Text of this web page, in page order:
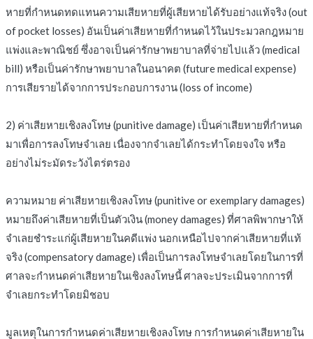
หายที่กำหนดทดแทนความเสียหายที่ผู้เสียหายได้รับอย่างแท้จริง (out
of pocket losses) อันเป็นค่าเสียหายที่กำหนดไว้ในประมวลกฎหมาย
แพ่งและพาณิชย์ ซึ่งอาจเป็นค่ารักษาพยาบาลที่จ่ายไปแล้ว (medical
bill) หรือเป็นค่ารักษาพยาบาลในอนาคต (future medical expense)
การเสียรายได้จากการประกอบการงาน (loss of income)
2) ค่าเสียหายเชิงลงโทษ (punitive damage) เป็นค่าเสียหายที่กำหนด
มาเพื่อการลงโทษจำเลย เนื่องจากจำเลยได้กระทำโดยจงใจ หรือ
อย่างไม่ระมัดระวังไตร่ตรอง
ความหมาย ค่าเสียหายเชิงลงโทษ (punitive or exemplary damages)
หมายถึงค่าเสียหายที่เป็นตัวเงิน (money damages) ที่ศาลพิพากษาให้
จำเลยชำระแก่ผู้เสียหายในคดีแพ่ง นอกเหนือไปจากค่าเสียหายที่แท้
จริง (compensatory damage) เพื่อเป็นการลงโทษจำเลยโดยในการที่
ศาลจะกำหนดค่าเสียหายในเชิงลงโทษนี้ ศาลจะประเมินจากการที่
จำเลยกระทำโดยมิชอบ
มูลเหตุในการกำหนดค่าเสียหายเชิงลงโทษ การกำหนดค่าเสียหายใน